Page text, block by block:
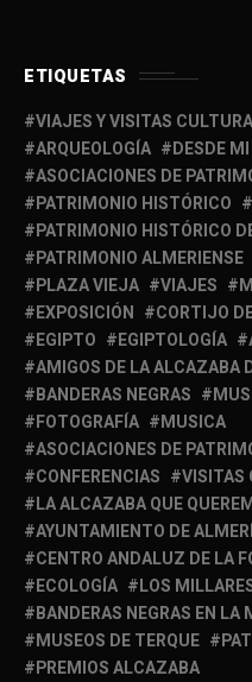
ETIQUETAS
VIAJES Y VISITAS
ARQUEOLOGÍA
DESDE
ASOCIACIONES DE
PATRIMONIO HISTÓRICO
PATRIMONIO HISTÓRICO
PATRIMONIO ALMERIENSE
PLAZA VIEJA
VIAJES
EXPOSICIÓN
CORTIJO
EGIPTO
EGIPTOLOGÍA
AMIGOS DE LA ALCAZABA
BANDERAS NEGRAS
FOTOGRAFÍA
MUSICA
ASOCIACIONES DE
CONFERENCIAS
VISITAS
LA ALCAZABA QUE
AYUNTAMIENTO DE
CENTRO ANDALUZ DE LA
ECOLOGÍA
LOS
BANDERAS NEGRAS EN LA
MUSEOS DE TERQUE
PREMIOS ALCAZABA